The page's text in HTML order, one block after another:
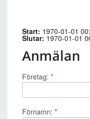
Start: 1970-01-01
Slutar: 1970-01-01
Anmälan
Företag: *
Förnamn: *